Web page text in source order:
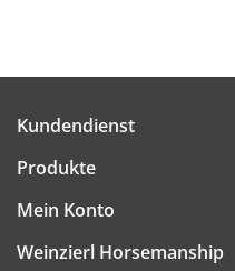
Kundendienst
Produkte
Mein Konto
Weinzierl Horsemanship